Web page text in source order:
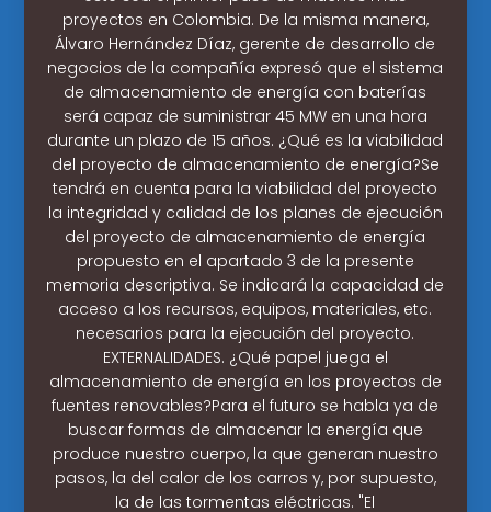
proyectos en Colombia. De la misma manera,
Álvaro Hernández Díaz, gerente de desarrollo de
negocios de la compañía expresó que el sistema
de almacenamiento de energía con baterías
será capaz de suministrar 45 MW en una hora
durante un plazo de 15 años. ¿Qué es la viabilidad
del proyecto de almacenamiento de energía?Se
tendrá en cuenta para la viabilidad del proyecto
la integridad y calidad de los planes de ejecución
del proyecto de almacenamiento de energía
propuesto en el apartado 3 de la presente
memoria descriptiva. Se indicará la capacidad de
acceso a los recursos, equipos, materiales, etc.
necesarios para la ejecución del proyecto.
EXTERNALIDADES. ¿Qué papel juega el
almacenamiento de energía en los proyectos de
fuentes renovables?Para el futuro se habla ya de
buscar formas de almacenar la energía que
produce nuestro cuerpo, la que generan nuestro
pasos, la del calor de los carros y, por supuesto,
la de las tormentas eléctricas. "El